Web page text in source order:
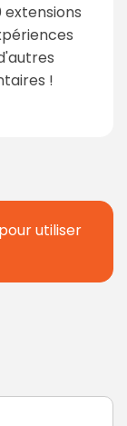
extensions
!
utiliser